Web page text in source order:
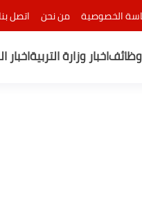
الخصوصية من نحن اتصل بنا
وظائفاخبار وزارة التربيةاخبار